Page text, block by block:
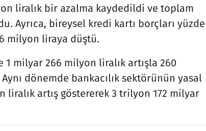
liralık bir azalma kaydedildi ve toplam
Ayrıca, bireysel kredi kartı borçları yüzde
milyon liraya düştü.
milyar 266 milyon liralık artışla 260
dönemde bankacılık sektörünün yasal
liralık artış göstererek 3 trilyon 172 milyar